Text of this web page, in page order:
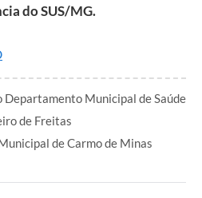
do SUS/MG.
Departamento Municipal de Saúde
de Freitas
de Carmo de Minas